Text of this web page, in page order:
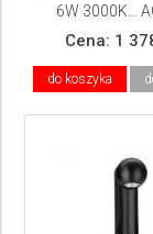
6W 3000K...
Cena: 1
do koszyka